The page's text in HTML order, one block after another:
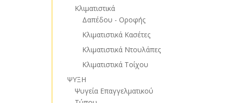
Κλιματιστικά
Δαπέδου - Οροφής
Κλιματιστικά Κασέτες
Κλιματιστικά Ντουλάπες
Κλιματιστικά Τοίχου
ΨΥΞΗ
Ψυγεία Επαγγελματικού